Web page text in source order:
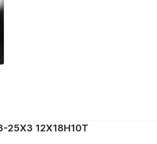
12Х18Н10Т